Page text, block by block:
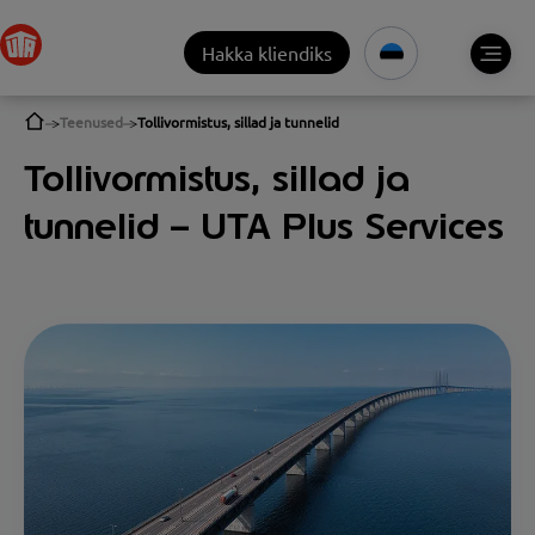
Hakka kliendiks
Teenused Tollivormistus, sillad ja tunnelid
Tollivormistus, sillad ja
tunnelid – UTA Plus Services